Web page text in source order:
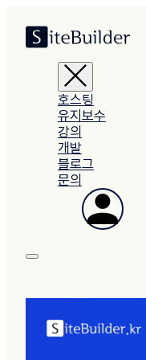
호스팅
유지보수
강의
개발
블로그
문의